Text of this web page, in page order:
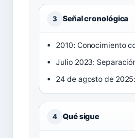
3 Señal cronológica
2010: Conocimiento
Julio 2023:
24 de agosto de
4 Qué sigue